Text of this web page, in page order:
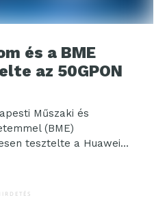
és a BME
az 50GPON
Műszaki és
(BME)
tesztelte a Huawei